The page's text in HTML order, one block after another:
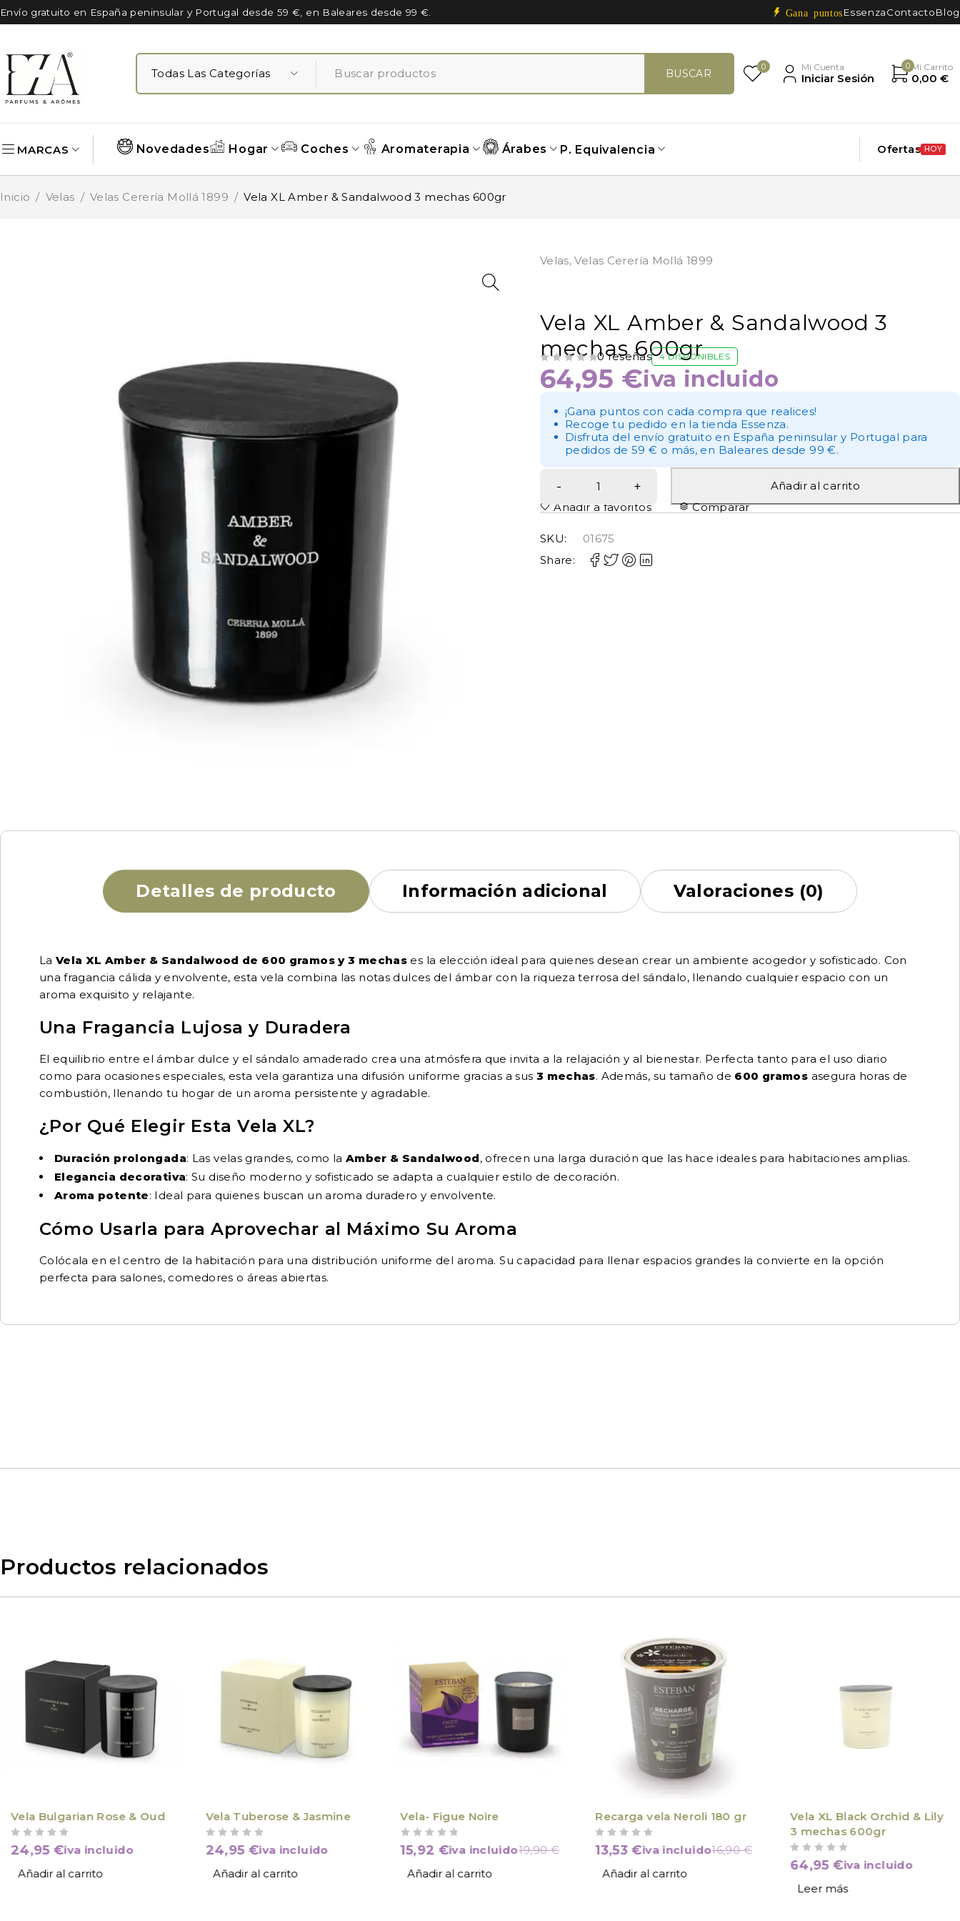
Envío gratuito en España peninsular y Portugal desde 59 €, en Baleares desde 99 €. Gana puntos EssenzaContactoBlog
0 Mi Cuenta
Iniciar Sesión
0 Mi Carrito
0,00 €
MARCAS Novedades Hogar Coches Aromaterapia Árabes P. Equivalencia Ofertas HOY
Inicio / Velas / Velas Cerería Mollá 1899 / Vela XL Amber & Sandalwood 3 mechas 600gr
Velas,Velas Cerería Mollá 1899
Vela XL Amber & Sandalwood 3
mechas 600gr
0 reseñas 4 DISPONIBLES
64,95 €iva incluido
¡Gana puntos con cada compra que realices!
Recoge tu pedido en la tienda Essenza.
Disfruta del envío gratuito en España peninsular y Portugal para
pedidos de 59 € o más, en Baleares desde 99 €.
Añadir al carrito
Añadir a favoritos
Comparar
SKU:
01675
Share:
Detalles de producto Información adicional Valoraciones (0)
La Vela XL Amber & Sandalwood de 600 gramos y 3 mechas es la elección ideal para quienes desean crear un ambiente acogedor y sofisticado. Con
una fragancia cálida y envolvente, esta vela combina las notas dulces del ámbar con la riqueza terrosa del sándalo, llenando cualquier espacio con un
aroma exquisito y relajante.
Una Fragancia Lujosa y Duradera
El equilibrio entre el ámbar dulce y el sándalo amaderado crea una atmósfera que invita a la relajación y al bienestar. Perfecta tanto para el uso diario
como para ocasiones especiales, esta vela garantiza una difusión uniforme gracias a sus 3 mechas. Además, su tamaño de 600 gramos asegura horas de
combustión, llenando tu hogar de un aroma persistente y agradable.
¿Por Qué Elegir Esta Vela XL?
Duración prolongada: Las velas grandes, como la Amber & Sandalwood, ofrecen una larga duración que las hace ideales para habitaciones amplias.
Elegancia decorativa: Su diseño moderno y sofisticado se adapta a cualquier estilo de decoración.
Aroma potente: Ideal para quienes buscan un aroma duradero y envolvente.
Cómo Usarla para Aprovechar al Máximo Su Aroma
Colócala en el centro de la habitación para una distribución uniforme del aroma. Su capacidad para llenar espacios grandes la convierte en la opción
perfecta para salones, comedores o áreas abiertas.
Productos relacionados
Vela Bulgarian Rose & Oud
24,95€iva incluido
Añadir al carrito
Vela Tuberose & Jasmine
24,95€iva incluido
Añadir al carrito
Vela- Figue Noire
19,90€
15,92 €iva incluido
Añadir al carrito
Recarga vela Neroli 180 gr
16,90€
13,53€iva incluido
Añadir al carrito
Vela XL Black Orchid & Lily
3 mechas 600gr
64,95€iva incluido
Leer más